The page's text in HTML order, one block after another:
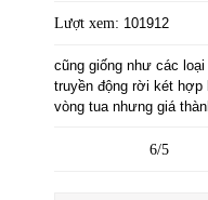
Lượt xem: 101912
cũng giống như các
truyền động rời két hợp
vòng tua nhưng giá
6/5